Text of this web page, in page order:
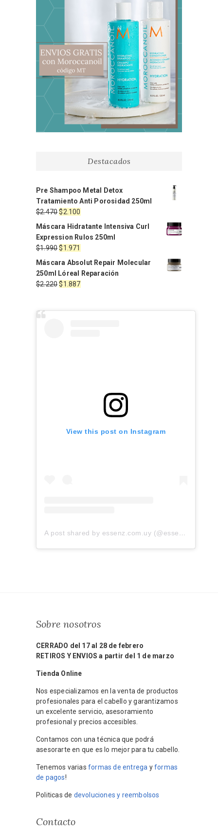
Destacados
Pre Shampoo Metal Detox
Tratamiento Anti Porosidad 250ml
$2.470El
precio
original
era:
$2.470.
$2.100
precio
actual
es:
$2.100.
Máscara Hidratante Intensiva Curl
Expression Rulos 250ml
$1.990El
precio
original
era:
$1.990.
$1.971
precio
actual
es:
$1.971.
Máscara Absolut Repair Molecular
250ml Lóreal Reparación
$2.220El
$1.887El
View this post on Instagram
A post shared by essenz.com.uy (@essenz.com.uy)
Sobre nosotros
CERRADO del 17 al 28 de febrero
RETIROS Y ENVIOS a partir del 1 de marzo
Tienda Online
Nos especializamos en la venta de productos
profesionales para el cabello y garantizamos
un excelente servicio, asesoramiento
profesional y precios accesibles.
Contamos con una técnica que podrá
asesorarte en que es lo mejor para tu cabello.
Tenemos varias formas de entrega yformas
de pagos!
Politicas de devoluciones y reembolsos
Contacto